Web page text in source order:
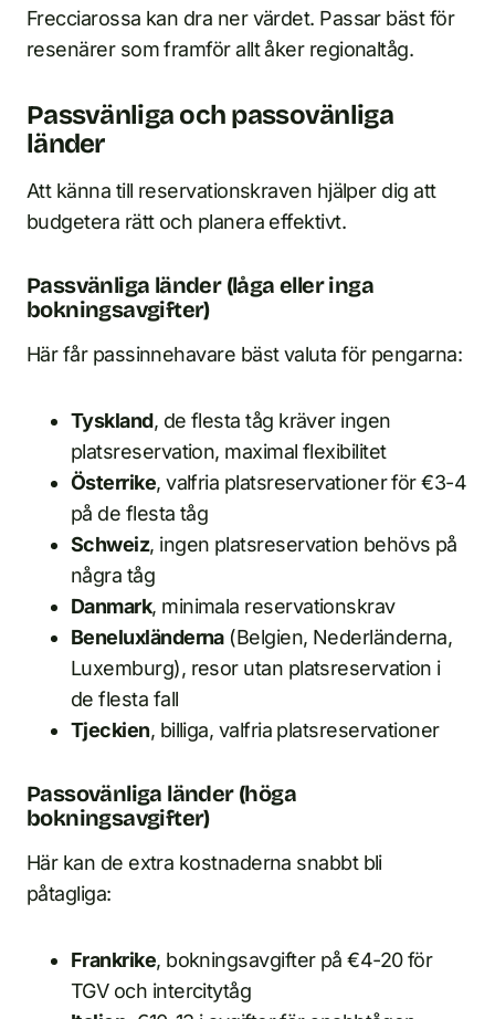
Frecciarossa kan dra ner värdet. Passar bäst för
resenärer som framför allt åker regionaltåg.
Passvänliga och passovänliga
länder
Att känna till reservationskraven hjälper dig att
budgetera rätt och planera effektivt.
Passvänliga länder (låga eller inga
bokningsavgifter)
Här får passinnehavare bäst valuta för pengarna:
Tyskland, de flesta tåg kräver ingen
platsreservation, maximal flexibilitet
Österrike, valfria platsreservationer för €3-4
på de flesta tåg
Schweiz, ingen platsreservation behövs på
några tåg
Danmark, minimala reservationskrav
Beneluxländerna(Belgien, Nederländerna,
Luxemburg), resor utan platsreservation i
de flesta fall
Tjeckien, billiga, valfria platsreservationer
Passovänliga länder (höga
bokningsavgifter)
Här kan de extra kostnaderna snabbt bli
påtagliga:
Frankrike, bokningsavgifter på €4-20 för
TGV och intercitytåg